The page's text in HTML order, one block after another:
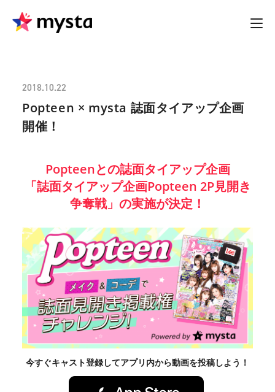
2018.10.22
Popteen × mysta 誌面タイアップ企画
開催！
Popteenとの誌面タイアップ企画
「誌面タイアップ企画Popteen 2P見開き
争奪戦」の実施が決定！
今すぐキャスト登録してアプリ内から動画を投稿しよう！